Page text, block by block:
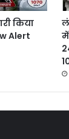
किया
Alert